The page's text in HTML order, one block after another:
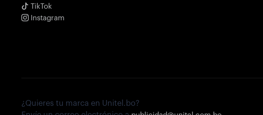
TikTok
Instagram
¿Quieres tu marca en Unitel.bo?